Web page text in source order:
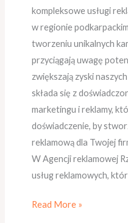
kompleksowe usługi
w regionie
tworzeniu unikalnych
przyciągają uwagę
zwiększają zyski
składa się z
marketingu i reklamy,
doświadczenie, by
reklamową dla Twojej
W Agencji reklamowej
usług reklamowych,
Read More »